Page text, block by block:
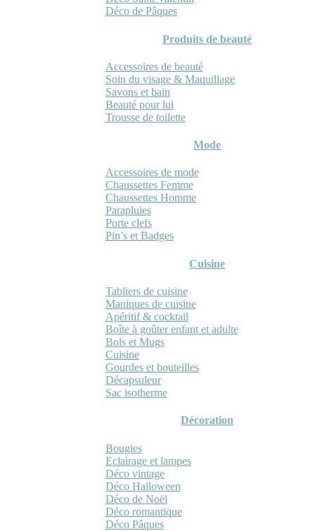
Déco de Pâques
Produits de beauté
Accessoires de beauté
Soin du visage & Maquillage
Savons et bain
Beauté pour lui
Trousse de toilette
Mode
Accessoires de mode
Chaussettes Femme
Chaussettes Homme
Parapluies
Porte clefs
Pin’s et Badges
Cuisine
Tabliers de cuisine
Maniques de cuisine
Apéritif & cocktail
Boîte à goûter enfant et adulte
Bols et Mugs
Cuisine
Gourdes et bouteilles
Décapsuleur
Sac isotherme
Décoration
Bougies
Eclairage et lampes
Déco vintage
Déco Halloween
Déco de Noël
Déco romantique
Déco Pâques